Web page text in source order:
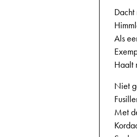
Dacht
Als
Haalt
Niet
Met